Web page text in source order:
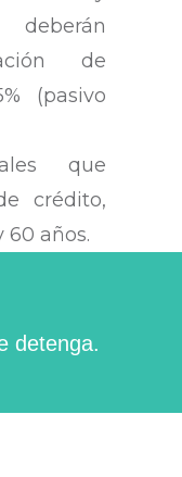
de
(pasivo
que
crédito,
años.
detenga.